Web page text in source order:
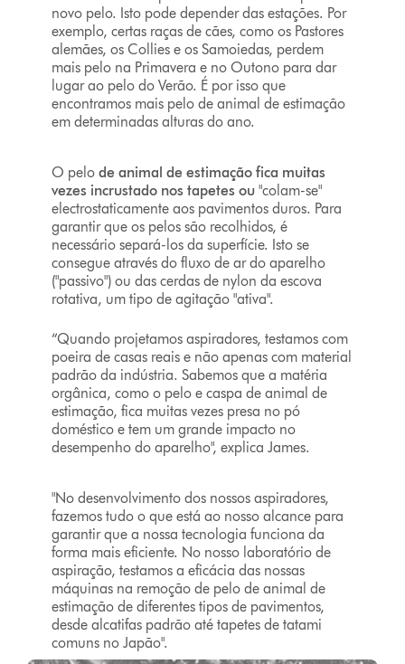
novo pelo. Isto pode depender das estações. Por
exemplo, certas raças de cães, como os Pastores
alemães, os Collies e os Samoiedas, perdem
mais pelo na Primavera e no Outono para dar
lugar ao pelo do Verão. É por isso que
encontramos mais pelo de animal de estimação
em determinadas alturas do ano.
O pelode animal de estimação fica muitas
vezes incrustado nos tapetes ou "colam-se"
electrostaticamente aos pavimentos duros. Para
garantir que os pelos são recolhidos, é
necessário separá-los da superfície. Isto se
consegue através do fluxo de ar do aparelho
("passivo") ou das cerdas de nylon da escova
rotativa, um tipo de agitação "ativa".
“Quando projetamos aspiradores, testamos com
poeira de casas reais e não apenas com material
padrão da indústria. Sabemos que a matéria
orgânica, como o pelo e caspa de animal de
estimação, fica muitas vezes presa no pó
doméstico e tem um grande impacto no
desempenho do aparelho", explica James.
"No desenvolvimento dos nossos aspiradores,
fazemos tudo o que está ao nosso alcance para
garantir que a nossa tecnologia funciona da
forma mais eficiente. No nosso laboratório de
aspiração, testamos a eficácia das nossas
máquinas na remoção de pelo de animal de
estimação de diferentes tipos de pavimentos,
desde alcatifas padrão até tapetes de tatami
comuns no Japão".